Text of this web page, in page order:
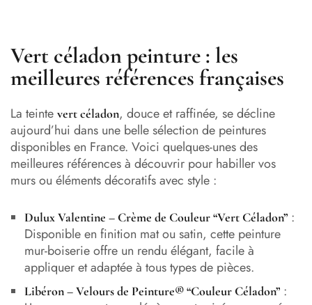
Vert céladon peinture : les
meilleures références françaises
La teinte vert céladon, douce et raffinée, se décline
aujourd’hui dans une belle sélection de peintures
disponibles en France. Voici quelques-unes des
meilleures références à découvrir pour habiller vos
murs ou éléments décoratifs avec style :
Dulux Valentine – Crème de Couleur “Vert Céladon”:
Disponible en finition mat ou satin, cette peinture
mur-boiserie offre un rendu élégant, facile à
appliquer et adaptée à tous types de pièces.
Libéron – Velours de Peinture® “Couleur Céladon”: